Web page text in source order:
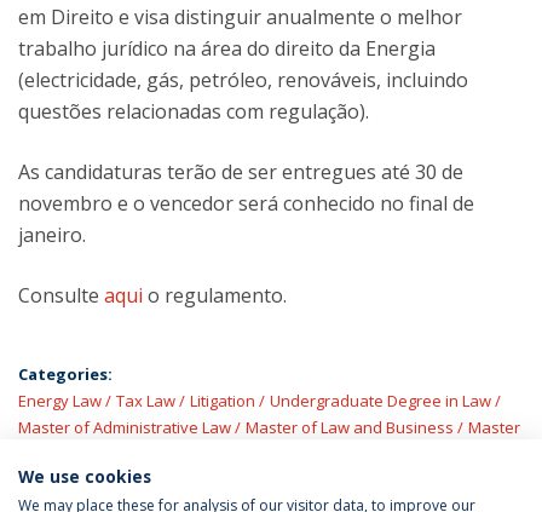
em Direito e visa distinguir anualmente o melhor
trabalho jurídico na área do direito da Energia
(electricidade, gás, petróleo, renováveis, incluindo
questões relacionadas com regulação).
As candidaturas terão de ser entregues até 30 de
novembro e o vencedor será conhecido no final de
janeiro.
Consulte aqui o regulamento.
Categories:
Energy Law
Tax Law Litigation
Undergraduate Degree in Law
Master of Administrative Law
Master of Law and Business
Master
We use cookies
We may place these for analysis of our visitor data, to improve our